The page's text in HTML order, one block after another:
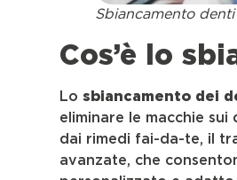
Sbiancamento denti
Cos’è lo
Losbiancamento dei
eliminare le macchie
dai rimedi fai-da-te, il
avanzate, che